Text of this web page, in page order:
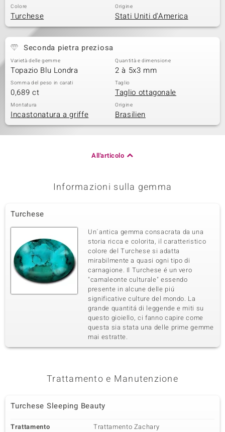
Colore
Turchese
Origine
Stati Uniti d'America
Seconda pietra preziosa
Varietà delle gemme
Topazio Blu Londra
Quantità e dimensione
2 à 5x3 mm
Somma del peso in carati
0,689 ct
Taglio
Taglio ottagonale
Montatura
Incastonatura a griffe
Origine
Brasilien
All'articolo
Informazioni sulla gemma
Turchese
Un´antica gemma consacrata da una
storia ricca e colorita, il caratteristico
colore del Turchese si adatta
mirabilmente a quasi ogni tipo di
carnagione. Il Turchese é un vero
"camaleonte culturale" essendo
presente in alcune delle piú
significative culture del mondo. La
grande quantitá di leggende e miti su
questo gioiello, ci fanno capire come
questa sia stata una delle prime gemme
mai estratte.
Trattamento e Manutenzione
Turchese Sleeping Beauty
Trattamento Trattamento Zachary